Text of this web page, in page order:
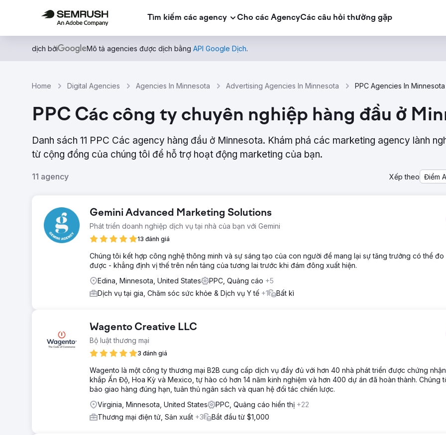
Tìm kiếm các agency Cho các AgencyCác câu hỏi thường gặp
dịch bởi Mô tả agencies được dịch bằng API Google Dịch.
Home Digital Agencies Agencies In Minnesota Advertising Agencies In Minnesota PPC Agencies In Minnesota
PPC Các công ty chuyên nghiệp hàng đầu ở
Danh sách 11 PPC Các agency hàng đầu ở Minnesota. Khám phá các marketing agency lành
từ ​​cộng đồng của chúng tôi để hỗ trợ hoạt động marketing của bạn.
11 agency Xếp theo Điểm
Gemini Advanced Marketing Solutions
Phát triển doanh nghiệp dịch vụ tại nhà của bạn với Gemini
13 đánh giá
Chúng tôi kết hợp công nghệ thông minh và sự sáng tạo của con người để mang lại sự tăng trưởng có thể đo
được - khẳng định vị thế trên nền tảng của tương lai trước khi đám đông xuất hiện.
Edina, Minnesota, United States
PPC, Quảng cáo +5
Dịch vụ tại gia, Chăm sóc sức khỏe & Dịch vụ Y tế +1 Bất kì
Wagento Creative LLC
Bộ luật thương mại
3 đánh giá
Wagento là một công ty thương mại B2B cung cấp dịch vụ đầy đủ với hơn 40 nhà phát triển được chứng
khắp Ấn Độ, Hoa Kỳ và Mexico, tự hào có hơn 14 năm kinh nghiệm và hơn 400 dự án đã hoàn thành. Chúng
bảo giao hàng đúng hạn, tuân thủ ngân sách và quan hệ đối tác chiến lược.
Virginia, Minnesota, United States
PPC, Quảng cáo hiển thị +22
Thương mại điện tử, Sản xuất +3 Bắt đầu từ $1,000